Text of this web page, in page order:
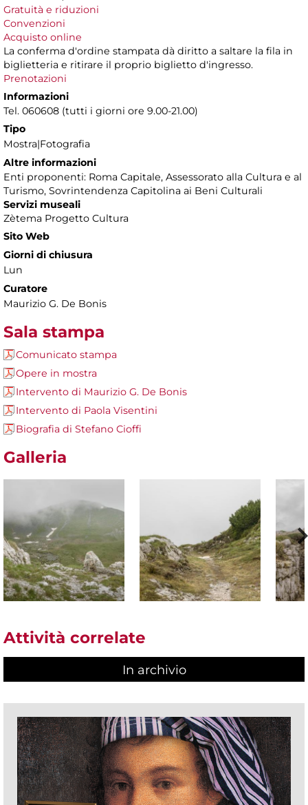
Gratuità e riduzioni
Convenzioni
Acquisto online
La conferma d'ordine stampata dà diritto a saltare la fila in
biglietteria e ritirare il proprio biglietto d'ingresso.
Prenotazioni
Informazioni
Tel. 060608 (tutti i giorni ore 9.00-21.00)
Tipo
Mostra|Fotografia
Altre informazioni
Enti proponenti: Roma Capitale, Assessorato alla Cultura e al
Turismo, Sovrintendenza Capitolina ai Beni Culturali
Servizi museali
Zètema Progetto Cultura
Sito Web
Giorni di chiusura
Lun
Curatore
Maurizio G. De Bonis
Sala stampa
Comunicato stampa
Opere in mostra
Intervento di Maurizio G. De Bonis
Intervento di Paola Visentini
Biografia di Stefano Cioffi
Galleria
Attività correlate
In archivio